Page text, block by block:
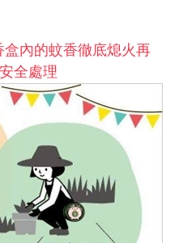
內的蚊香徹底熄火再
全處理